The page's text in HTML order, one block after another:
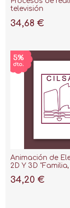
televisión
34,68 €
Animación de
2D Y 3D
34,20 €